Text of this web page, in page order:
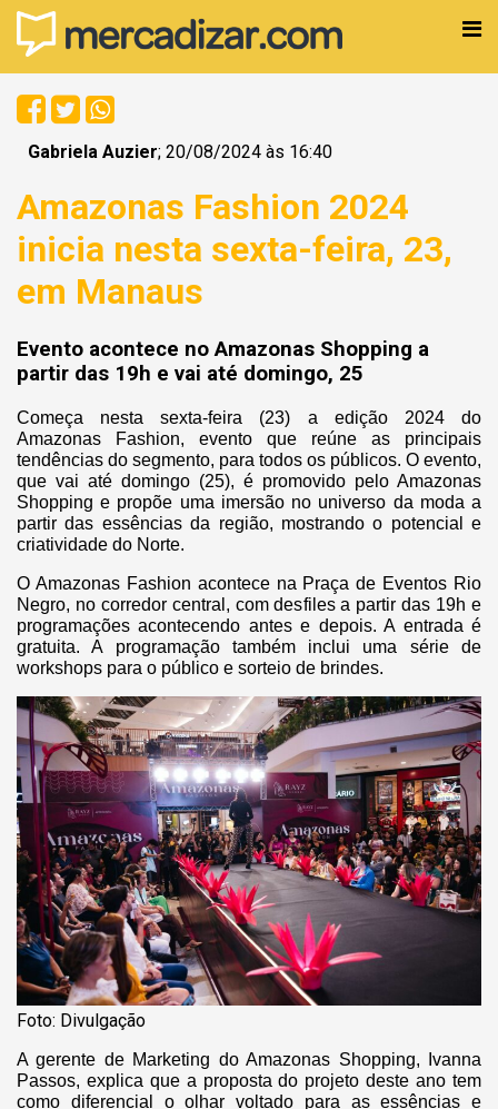
Gabriela Auzier; 20/08/2024 às 16:40
Amazonas Fashion 2024
inicia nesta sexta-feira, 23,
em Manaus
Evento acontece no Amazonas Shopping a
partir das 19h e vai até domingo, 25
Começa nesta sexta-feira (23) a edição 2024 do
Amazonas Fashion, evento que reúne as principais
tendências do segmento, para todos os públicos. O evento,
que vai até domingo (25), é promovido pelo Amazonas
Shopping e propõe uma imersão no universo da moda a
partir das essências da região, mostrando o potencial e
criatividade do Norte.
O Amazonas Fashion acontece na Praça de Eventos Rio
Negro, no corredor central, com desfiles a partir das 19h e
programações acontecendo antes e depois. A entrada é
gratuita. A programação também inclui uma série de
workshops para o público e sorteio de brindes.
Foto: Divulgação
A gerente de Marketing do Amazonas Shopping, Ivanna
Passos, explica que a proposta do projeto deste ano tem
como diferencial o olhar voltado para as essências e